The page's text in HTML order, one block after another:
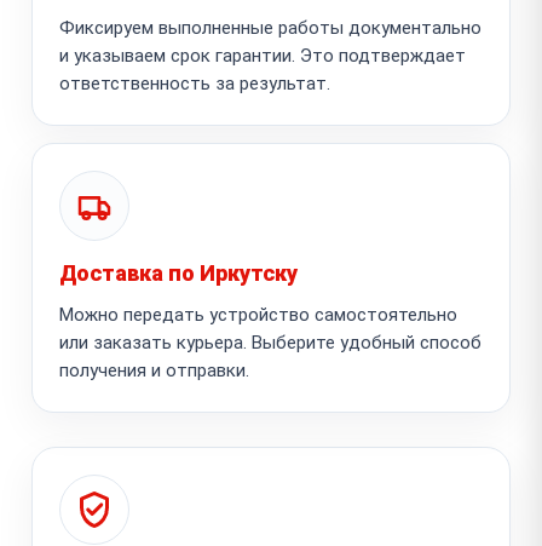
Фиксируем выполненные работы документально
и указываем срок гарантии. Это подтверждает
ответственность за результат.
Доставка по Иркутску
Можно передать устройство самостоятельно
или заказать курьера. Выберите удобный способ
получения и отправки.